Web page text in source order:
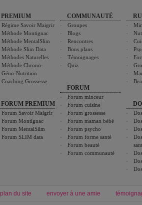
PREMIUM
Régime Savoir Maigrir
Méthode Montignac
Méthode MentalSlim
Méthode Slim Data
Méthodes Naturelles
Méthode Chrono-
Géno-Nutrition
Coaching Grossesse
FORUM PREMIUM
Forum Savoir Maigrir
Forum Montignac
Forum MentalSlim
Forum SLIM data
COMMUNAUTÉ
Groupes
Blogs
Rencontres
Bons plans
Témoignages
Quiz
FORUM
Forum minceur
Forum cuisine
Forum grossesse
Forum maman bébé
Forum psycho
Forum forme santé
Forum beauté
Forum communauté
plan du site envoyer à une amie